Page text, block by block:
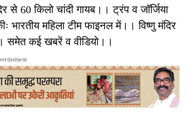
से 60 किलो चांदी गायब।। ट्रंप व जॉर्जिया
महिला टीम फाइनल में।। विष्णु मंदिर
समेत कई खबरें व वीडियो।।